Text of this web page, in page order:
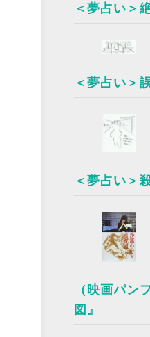
＜夢占い＞
＜夢占い＞
＜夢占い＞
（映画パン
図』